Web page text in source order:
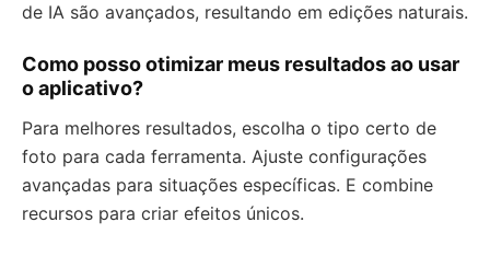
de IA são avançados, resultando em edições naturais.
Como posso otimizar meus resultados ao usar
o aplicativo?
Para melhores resultados, escolha o tipo certo de
foto para cada ferramenta. Ajuste configurações
avançadas para situações específicas. E combine
recursos para criar efeitos únicos.